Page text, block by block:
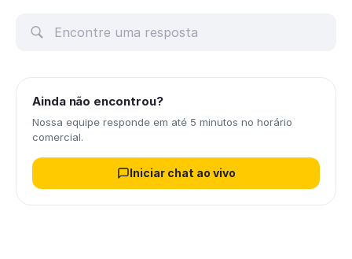
Ainda não encontrou?
Nossa equipe responde em até 5 minutos no horário
comercial.
Iniciar chat ao vivo